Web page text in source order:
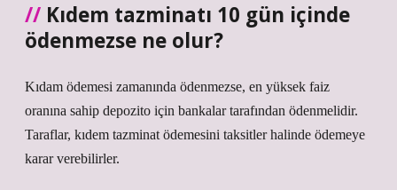
Kıdem tazminatı 10 gün içinde
ödenmezse ne olur?
Kıdam ödemesi zamanında ödenmezse, en yüksek faiz
oranına sahip depozito için bankalar tarafından ödenmelidir.
Taraflar, kıdem tazminat ödemesini taksitler halinde ödemeye
karar verebilirler.